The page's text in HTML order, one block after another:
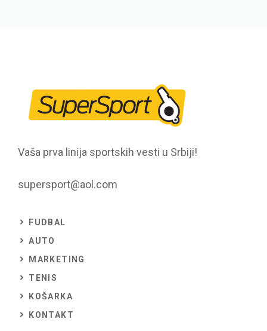
Vaša prva linija sportskih vesti u Srbiji!
supersport@aol.com
FUDBAL
AUTO
MARKETING
TENIS
KOŠARKA
KONTAKT